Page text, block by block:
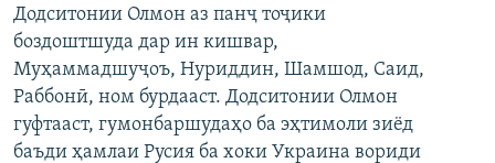
Додситонии Олмон аз панҷ тоҷики
боздоштшуда дар ин кишвар,
Муҳаммадшуҷоъ, Нуриддин, Шамшод, Саид,
Раббонӣ, ном бурдааст. Додситонии Олмон
гуфтааст, гумонбаршудаҳо ба эҳтимоли зиёд
баъди ҳамлаи Русия ба хоки Украина вориди